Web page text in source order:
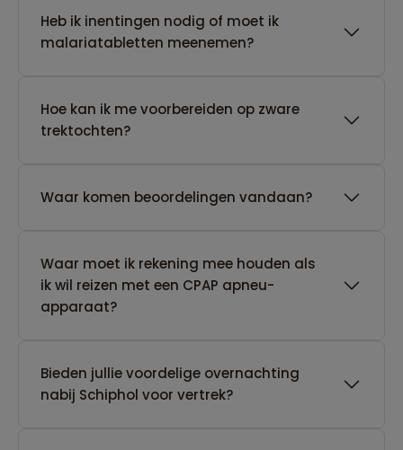
Heb ik inentingen nodig of moet ik
malariatabletten meenemen?
Hoe kan ik me voorbereiden op zware
trektochten?
Waar komen beoordelingen vandaan?
Waar moet ik rekening mee houden als
ik wil reizen met een CPAP apneu-
apparaat?
Bieden jullie voordelige overnachting
nabij Schiphol voor vertrek?